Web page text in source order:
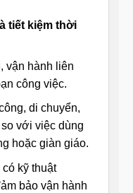
tiết kiệm thời
vận hành liên
công việc.
di chuyển,
với việc dùng
hoặc giàn giáo.
kỹ thuật
bảo vận hành